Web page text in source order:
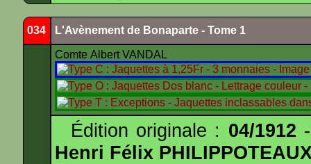
034 L'Avènement de Bonaparte - Tome 1
Comte Albert VANDAL
Édition originale : 04/1912
Henri Félix